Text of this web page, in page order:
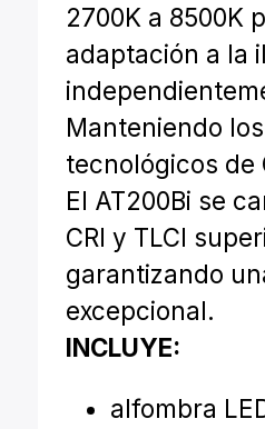
2700K a 8500K
adaptación a la
Manteniendo
tecnológicos de
El AT200Bi se
CRI y TLCI
garantizando
excepcional.
INCLUYE:
alfombra